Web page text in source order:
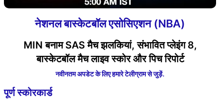
नेशनल बास्केटबॉल एसोसिएशन (NBA)
MIN बनाम SAS मैच झलकियां, संभावित प्लेइंग 8,
बास्केटबॉल मैच लाइव स्कोर और पिच रिपोर्ट
नवीनतम अपडेट के लिए हमारे टेलीग्राम से जुड़ें.
पूर्ण स्कोरकार्ड